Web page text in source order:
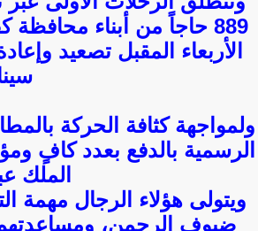
889 حاجاً من أبناء
ولمواجهة كثافة الحركة
الرسمية بالدفع بعدد كافٍ
الملك
ويتولى هؤلاء الرجال مهمة
ضيوف الرحمن،